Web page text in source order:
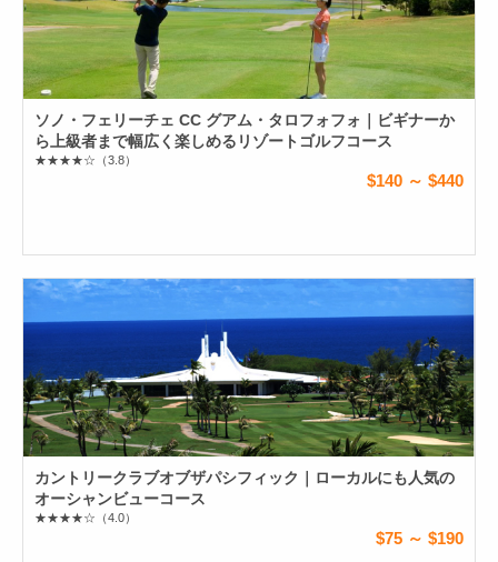
ソノ・フェリーチェ CC グアム・タロフォフォ｜ビギナーか
ら上級者まで幅広く楽しめるリゾートゴルフコース
★★★★☆ （3.8）
$140 ～ $440
カントリークラブオブザパシフィック｜ローカルにも人気の
オーシャンビューコース
★★★★☆ （4.0）
$75 ～ $190